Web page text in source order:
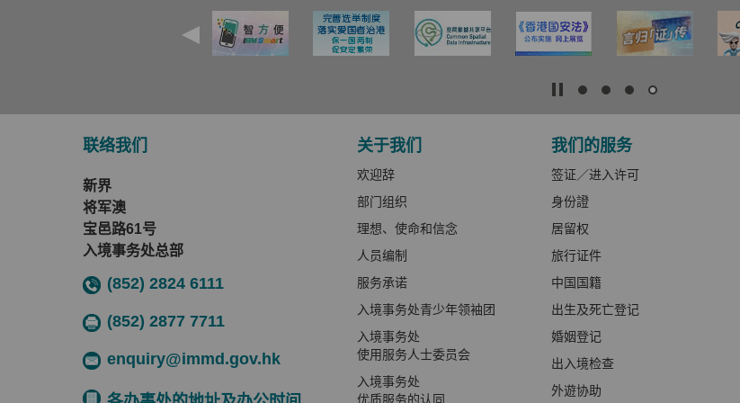
联络我们
新界
将军澳
宝邑路61号
入境事务处总部
(852) 2824 6111
(852) 2877 7711
enquiry@immd.gov.hk
关于我们
欢迎辞
部门组织
理想、使命和信念
人员编制
服务承诺
入境事务处青少年领袖团
入境事务处
使用服务人士委员会
入境事务处
优质服务的认同
我们的服务
签证／进入许可
身份證
居留权
旅行证件
中国国籍
出生及死亡登记
婚姻登记
出入境检查
外遊协助